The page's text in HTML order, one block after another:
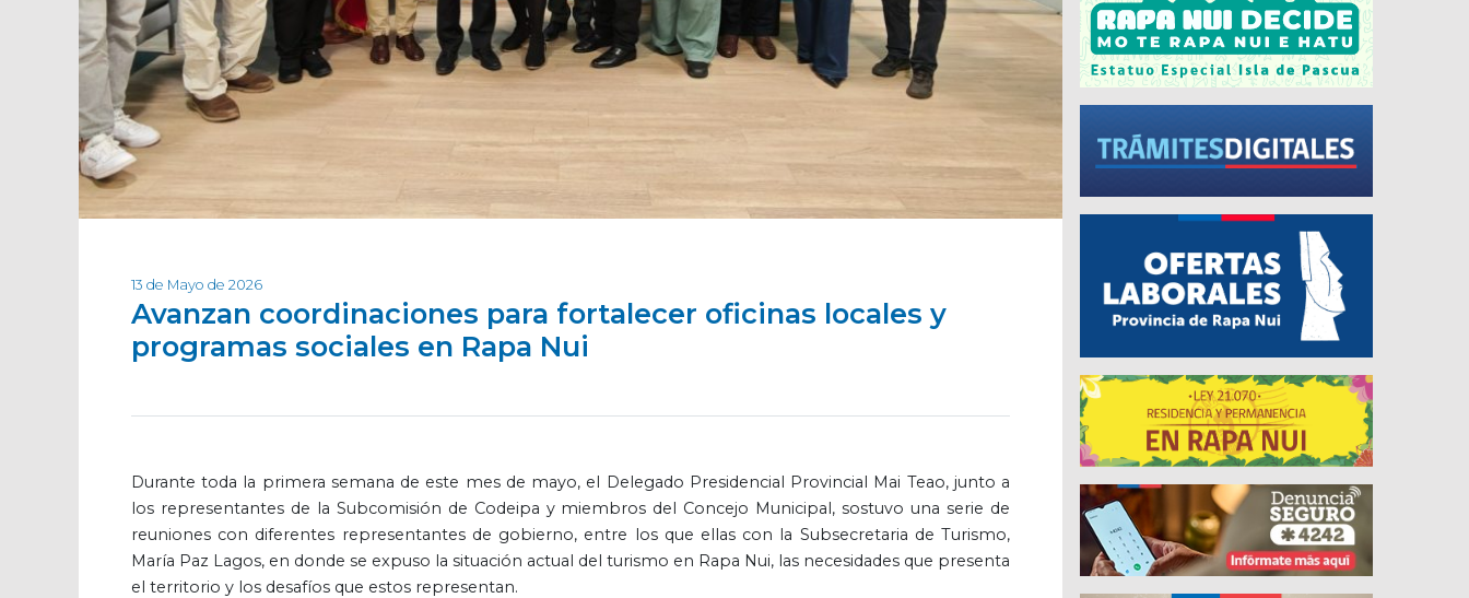
13 de Mayo de 2026
Avanzan coordinaciones para fortalecer oficinas locales y
programas sociales en Rapa Nui
Durante toda la primera semana de este mes de mayo, el Delegado Presidencial Provincial Mai Teao, junto a
los representantes de la Subcomisión de Codeipa y miembros del Concejo Municipal, sostuvo una serie de
reuniones con diferentes representantes de gobierno, entre los que ellas con la Subsecretaria de Turismo,
María Paz Lagos, en donde se expuso la situación actual del turismo en Rapa Nui, las necesidades que presenta
el territorio y los desafíos que estos representan.